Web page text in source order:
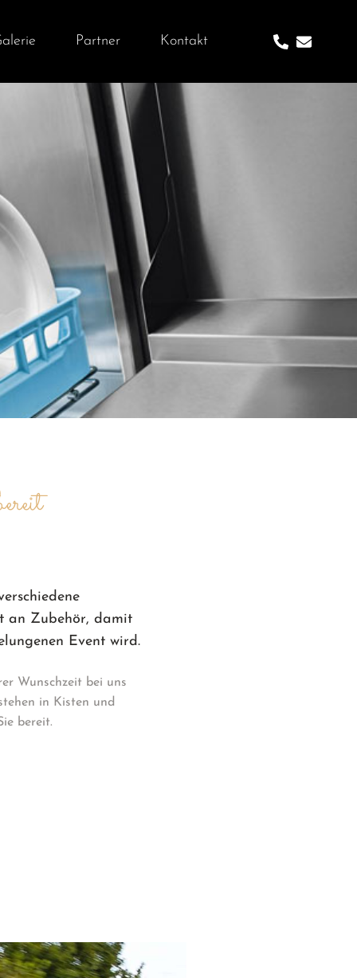
Partner Kontakt
an Zubehör, damit
Event wird.
Wunschzeit bei uns
in Kisten und
bereit.